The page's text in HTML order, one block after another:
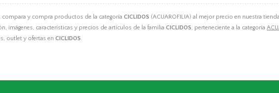
compara y compra productos de la categoría CICLIDOS (ACUAROFILIA) al mejor precio en nuestra
imágenes, características y precios de artículos de la familia CICLIDOS, perteneciente a la categoría
outlet y ofertas en CICLIDOS.